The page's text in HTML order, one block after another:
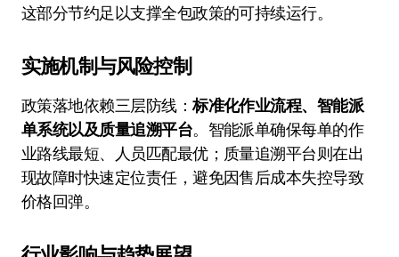
这部分节约足以支撑全包政策的可持续运行。
实施机制与风险控制
政策落地依赖三层防线：标准化作业流程、智能派
单系统以及质量追溯平台。智能派单确保每单的作
业路线最短、人员匹配最优；质量追溯平台则在出
现故障时快速定位责任，避免因售后成本失控导致
价格回弹。